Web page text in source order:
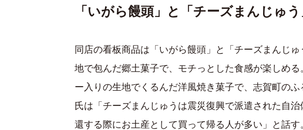
「いがら饅頭」と「チーズまんじゅ
同店の看板商品は「いがら饅頭」と「チーズまんじ
地で包んだ郷土菓子で、モチっとした食感が楽しめ
ー入りの生地でくるんだ洋風焼き菓子で、志賀町の
氏は「チーズまんじゅうは震災復興で派遣された自
還する際にお土産として買って帰る人が多い」と話す